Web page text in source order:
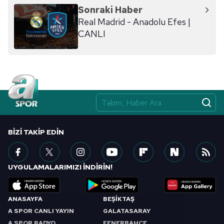
Sonraki Haber
Real Madrid - Anadolu Efes |
CANLI
ANASAYFA
A SPOR CANLI YAYIN
BEŞİKTAŞ
GALATASARAY
BIZI TAKIP EDIN
UYGULAMALARIMIZI İNDİRİN!